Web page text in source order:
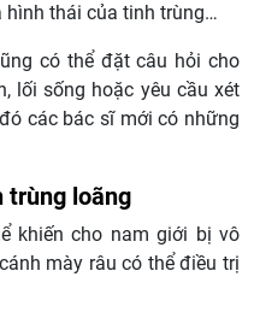
hình thái của tinh trùng…
có thể đặt câu hỏi cho
lối sống hoặc yêu cầu xét
các bác sĩ mới có những
trùng loãng
khiến cho nam giới bị vô
mày râu có thể điều trị